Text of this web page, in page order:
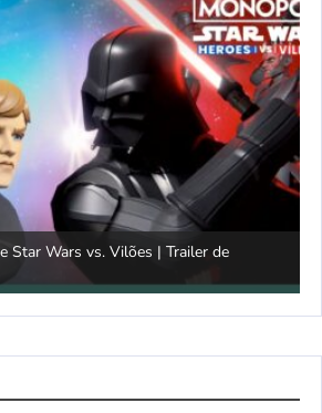
Star Wars vs. Vilões | Trailer de